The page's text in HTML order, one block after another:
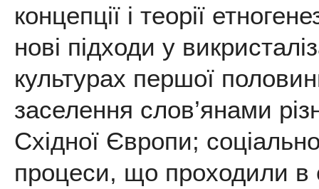
концепції і теорії
нові підходи у
культурах першої
заселення слов’янами
Східної Європи;
процеси, що проходили в